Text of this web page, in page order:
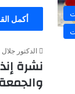
أكمل
الدكتور جلال
نشرة